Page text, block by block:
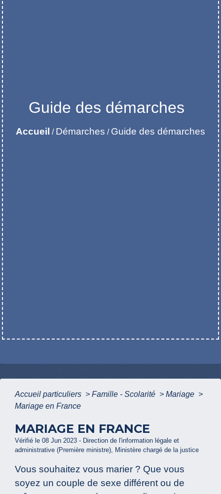
Guide des démarches
Accueil / Démarches / Guide des démarches
Accueil particuliers > Famille - Scolarité > Mariage >
Mariage en France
MARIAGE EN FRANCE
Vérifié le 08 Jun 2023 - Direction de l'information légale et
administrative (Première ministre), Ministère chargé de la justice
Vous souhaitez vous marier ? Que vous
soyez un couple de sexe différent ou de